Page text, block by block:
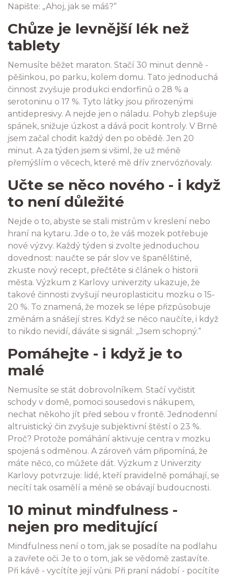
Napište: „Ahoj, jak se máš?“
Chůze je levnější lék než
tablety
Nemusíte běžet maraton. Stačí 30 minut denně -
pěšinkou, po parku, kolem domu. Tato jednoduchá
činnost zvyšuje produkci endorfinů o 28 % a
serotoninu o 17 %. Tyto látky jsou přirozenými
antidepresivy. A nejde jen o náladu. Pohyb zlepšuje
spánek, snižuje úzkost a dává pocit kontroly. V Brně
jsem začal chodit každý den po obědě. Jen 20
minut. A za týden jsem si všiml, že už méně
přemýšlím o věcech, které mě dřív znervózňovaly.
Učte se něco nového - i když
to není důležité
Nejde o to, abyste se stali mistrům v kreslení nebo
hraní na kytaru. Jde o to, že váš mozek potřebuje
nové výzvy. Každý týden si zvolte jednoduchou
dovednost: naučte se pár slov ve španělštině,
zkuste nový recept, přečtěte si článek o historii
města. Výzkum z Karlovy univerzity ukazuje, že
takové činnosti zvyšují neuroplasticitu mozku o 15-
20 %. To znamená, že mozek se lépe přizpůsobuje
změnám a snášejí stres. Když se něco naučíte, i když
to nikdo nevidí, dáváte si signál: „Jsem schopný.“
Pomáhejte - i když je to
malé
Nemusíte se stát dobrovolníkem. Stačí vyčistit
schody v domě, pomoci sousedovi s nákupem,
nechat někoho jít před sebou v frontě. Jednodenní
altruistický čin zvyšuje subjektivní štěstí o 23 %.
Proč? Protože pomáhání aktivuje centra v mozku
spojená s odměnou. A zároveň vám připomíná, že
máte něco, co můžete dát. Výzkum z Univerzity
Karlovy potvrzuje: lidé, kteří pravidelně pomáhají, se
necítí tak osamělí a méně se obávají budoucnosti.
10 minut mindfulness -
nejen pro meditující
Mindfulness není o tom, jak se posadíte na podlahu
a zavřete oči. Je to o tom, jak se vědomě zastavíte.
Při kávě - vycítíte její vůni. Při praní nádobí - pocítíte